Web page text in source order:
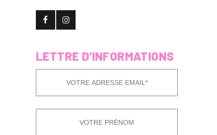
LETTRE D’INFORMATIONS